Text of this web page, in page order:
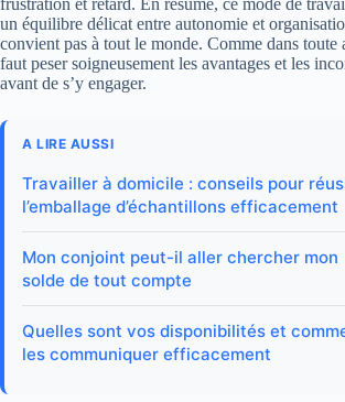
frustration et retard. En résumé, ce mode de
un équilibre délicat entre autonomie et
convient pas à tout le monde. Comme dans toute
faut peser soigneusement les avantages et les
avant de s’y engager.
A LIRE AUSSI
Travailler à domicile : conseils pour
l’emballage d’échantillons efficacement
Mon conjoint peut-il aller chercher mon
solde de tout compte
Quelles sont vos disponibilités et
les communiquer efficacement